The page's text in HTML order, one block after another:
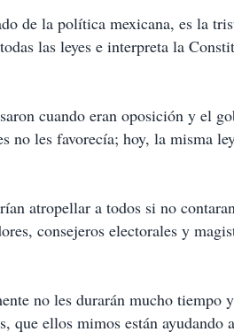
de la política mexicana, es la
las leyes e interpreta la
cuando eran oposición y el
no les favorecía; hoy, la misma
atropellar a todos si no
consejeros electorales y
no les durarán mucho tiempo
que ellos mimos están ayudando